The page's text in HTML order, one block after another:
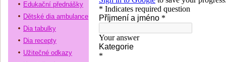
Edukační přednášky
Dětské dia ambulance
Dia tabulky
Dia recepty
Užitečné odkazy